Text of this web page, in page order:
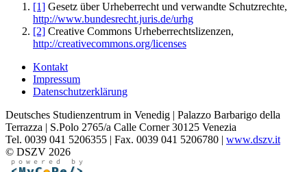
[1] Gesetz über Urheberrecht und verwandte Schutzrechte,
http://www.bundesrecht.juris.de/urhg
[2] Creative Commons Urheberrechtslizenzen,
http://creativecommons.org/licenses
Kontakt
Impressum
Datenschutzerklärung
Deutsches Studienzentrum in Venedig | Palazzo Barbarigo della
Terrazza | S.Polo 2765/a Calle Corner 30125 Venezia
Tel. 0039 041 5206355 | Fax. 0039 041 5206780 | www.dszv.it
© DSZV 2026